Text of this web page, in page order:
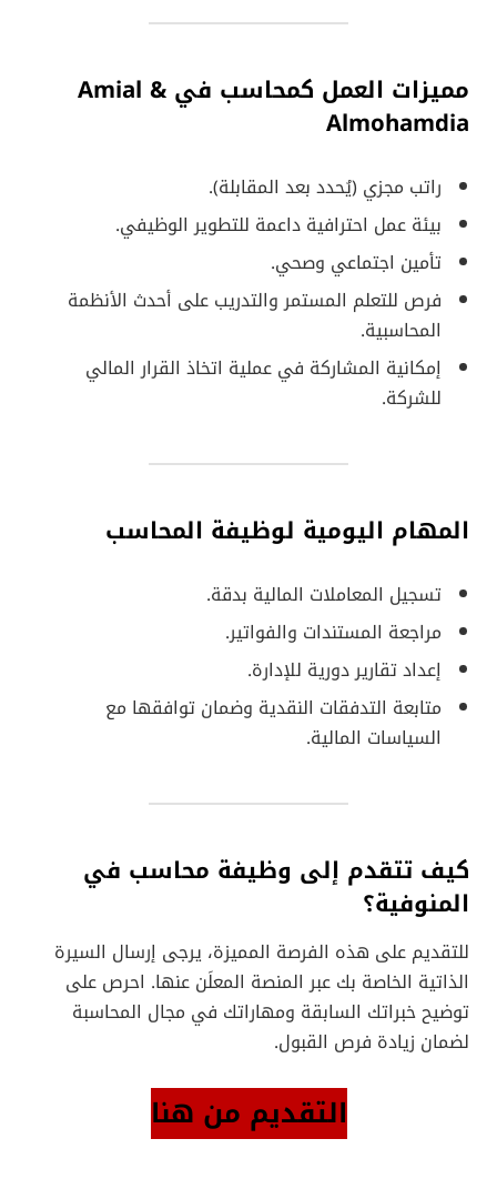
مميزات العمل كمحاسب في Amial &
Almohamdia
راتب مجزي (يُحدد بعد المقابلة).
بيئة عمل احترافية داعمة للتطوير الوظيفي.
تأمين اجتماعي وصحي.
فرص للتعلم المستمر والتدريب على أحدث الأنظمة
المحاسبية.
إمكانية المشاركة في عملية اتخاذ القرار المالي
للشركة.
المهام اليومية لوظيفة المحاسب
تسجيل المعاملات المالية بدقة.
مراجعة المستندات والفواتير.
إعداد تقارير دورية للإدارة.
متابعة التدفقات النقدية وضمان توافقها مع
السياسات المالية.
كيف تتقدم إلى وظيفة محاسب في
المنوفية؟
للتقديم على هذه الفرصة المميزة، يرجى إرسال السيرة
الذاتية الخاصة بك عبر المنصة المعلَن عنها. احرص على
توضيح خبراتك السابقة ومهاراتك في مجال المحاسبة
لضمان زيادة فرص القبول.
التقديم من هنا